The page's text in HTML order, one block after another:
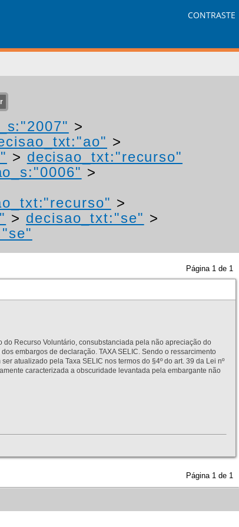
CONTRASTE
>
>
> decisao_txt:"recurso"
>
>
> decisao_txt:"se" >
Página 1 de 1
do Recurso Voluntário, consubstanciada pela não apreciação do
embargos de declaração. TAXA SELIC. Sendo o ressarcimento
atualizado pela Taxa SELIC nos termos do §4º do art. 39 da Lei nº
caracterizada a obscuridade levantada pela embargante não
Página 1 de 1